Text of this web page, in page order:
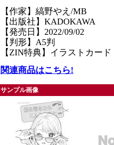
【作家】縞野やえ/MB
【出版社】KADOKAWA
【発売日】2022/09/02
【判形】A5判
【ZIN特典】イラストカード
関連商品はこちら!
サンプル画像